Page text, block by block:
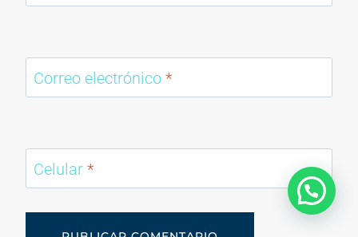
Correo electrónico *
Celular *